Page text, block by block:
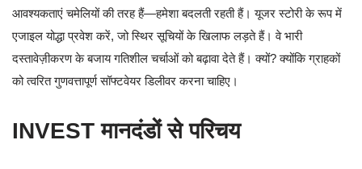
आवश्यकताएं चमेलियों की तरह हैं—हमेशा बदलती रहती हैं। यूजर स्टोरी के रूप में
एजाइल योद्धा प्रवेश करें, जो स्थिर सूचियों के खिलाफ लड़ते हैं। वे भारी
दस्तावेज़ीकरण के बजाय गतिशील चर्चाओं को बढ़ावा देते हैं। क्यों? क्योंकि ग्राहकों
को त्वरित गुणवत्तापूर्ण सॉफ्टवेयर डिलीवर करना चाहिए।
INVEST मानदंडों से परिचय